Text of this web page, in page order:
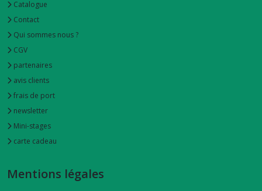
de
table
sacs
bouteille
(4)
lingettes
lavables
Catalogue
Contact
Qui sommes nous ?
CGV
partenaires
avis clients
frais de port
newsletter
Mini-stages
carte cadeau
Mentions légales